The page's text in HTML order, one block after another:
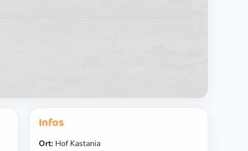
Infos
Ort: Hof Kastania